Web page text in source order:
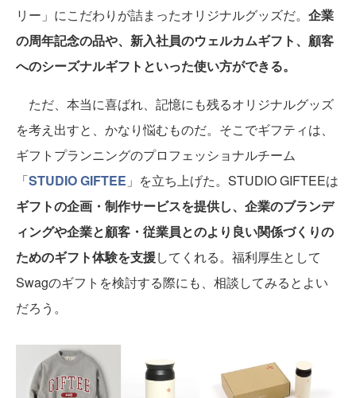
リー」にこだわりが詰まったオリジナルグッズだ。 企業
の周年記念の品や、新入社員のウェルカムギフト、顧客
へのシーズナルギフトといった使い方ができる。
ただ、本当に喜ばれ、記憶にも残るオリジナルグッズ
を考え出すと、かなり悩むものだ。そこでギフティは、
ギフトプランニングのプロフェッショナルチーム
「STUDIO GIFTEE 」を立ち上げた。STUDIO GIFTEEは
ギフトの企画・制作サービスを提供し、企業のブランデ
ィングや企業と顧客・従業員とのより良い関係づくりの
ためのギフト体験を支援してくれる。福利厚生として
Swagのギフトを検討する際にも、相談してみるとよい
だろう。